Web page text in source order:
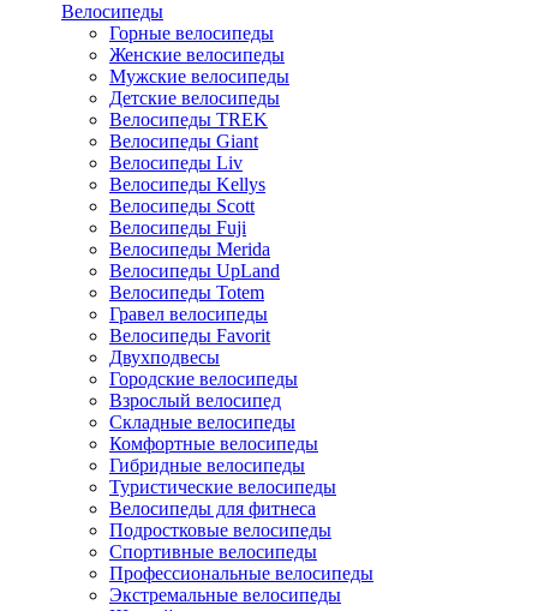
Велосипеды
Горные велосипеды
Женские велосипеды
Мужские велосипеды
Детские велосипеды
Велосипеды TREK
Велосипеды Giant
Велосипеды Liv
Велосипеды Kellys
Велосипеды Scott
Велосипеды Fuji
Велосипеды Merida
Велосипеды UpLand
Велосипеды Totem
Гравел велосипеды
Велосипеды Favorit
Двухподвесы
Городские велосипеды
Взрослый велосипед
Складные велосипеды
Комфортные велосипеды
Гибридные велосипеды
Туристические велосипеды
Велосипеды для фитнеса
Подростковые велосипеды
Спортивные велосипеды
Профессиональные велосипеды
Экстремальные велосипеды